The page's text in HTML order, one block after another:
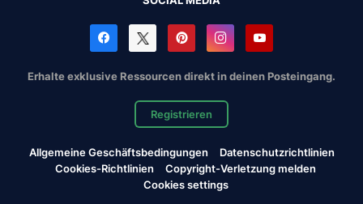
Erhalte exklusive Ressourcen direkt in deinen Posteingang.
Registrieren
Allgemeine Geschäftsbedingungen
Datenschutzrichtlinien
Cookies-Richtlinien
Copyright-Verletzung melden
Cookies settings